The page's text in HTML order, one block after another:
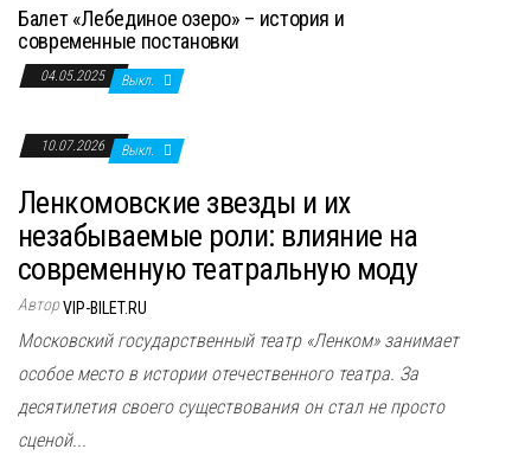
Балет «Лебединое озеро» – история и
современные постановки
04.05.2025 Выкл.
10.07.2026 Выкл.
Ленкомовские звезды и их
незабываемые роли: влияние на
современную театральную моду
АвторVIP-BILET.RU
Московский государственный театр «Ленком» занимает
особое место в истории отечественного театра. За
десятилетия своего существования он стал не просто
сценой...